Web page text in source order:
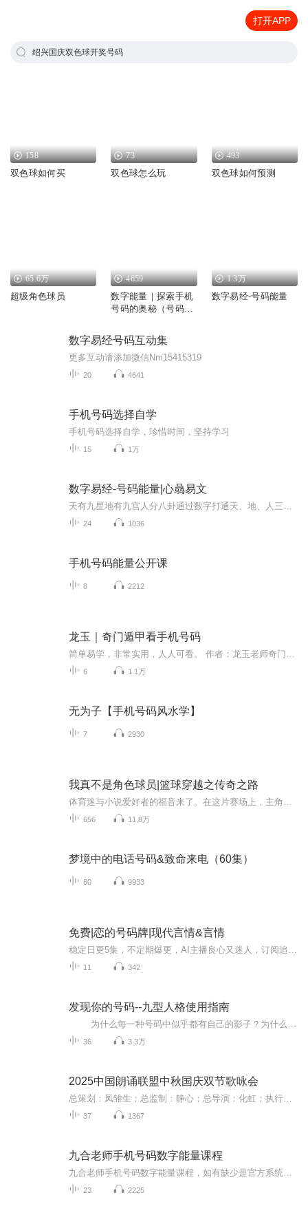
打开APP
绍兴国庆双色球开奖号码
158
双色球如何买
73
双色球怎么玩
493
双色球如何预测
65.6万
超级角色球员
4659
数字能量｜探索手机
号码的奥秘（号码预
1.3万
数字易经-号码能量
数字易经号码互动集
更多互动请添加微信Nm15415319
20 4641
手机号码选择自学
手机号码选择自学，珍惜时间，坚持学习
15 1万
数字易经-号码能量|心骉易文
24 1036
手机号码能量公开课
8 2212
龙玉｜奇门遁甲看手机号码
6 1.1万
无为子【手机号码风水学】
7 2930
我真不是角色球员|篮球穿越之传奇之路
656 11.8万
梦境中的电话号码&致命来电（60集）
60 9933
免费|恋的号码牌|现代言情&言情
11 342
发现你的号码--九型人格使用指南
36 3.3万
2025中国朗诵联盟中秋国庆双节歌咏会
37 1367
九合老师手机号码数字能量课程
23 2225